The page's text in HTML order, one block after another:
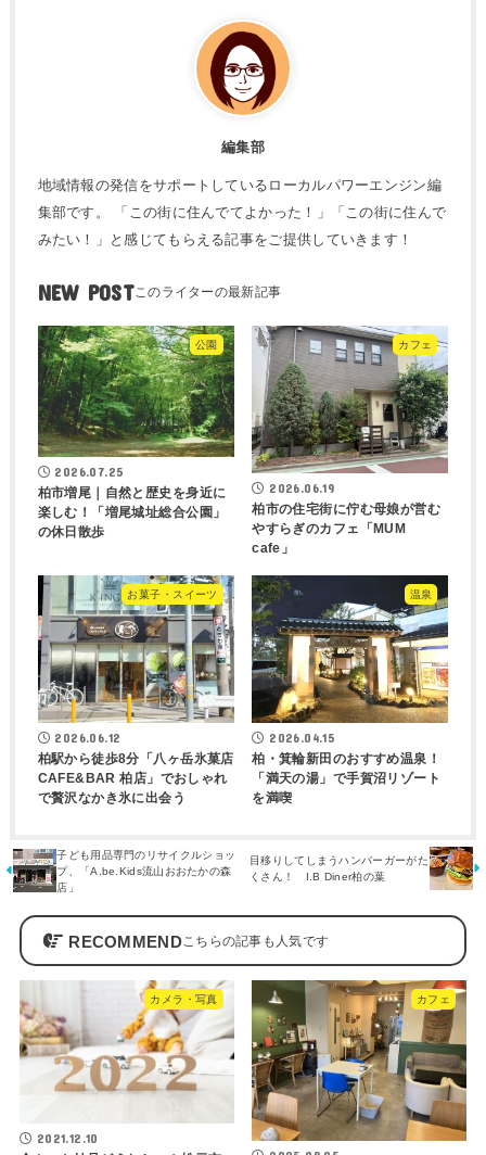
編集部
地域情報の発信をサポートしているローカルパワーエンジン編
集部です。 「この街に住んでてよかった！」「この街に住んで
みたい！」と感じてもらえる記事をご提供していきます！
NEW POST
公園
2026.07.25
柏市増尾｜自然と歴史を身近に
楽しむ！「増尾城址総合公園」
の休日散歩
カフェ
2026.06.19
柏市の住宅街に佇む母娘が営む
やすらぎのカフェ「MUM
cafe」
お菓子・スイーツ
2026.06.12
柏駅から徒歩8分「八ヶ岳氷菓店
CAFE&BAR 柏店」でおしゃれ
で贅沢なかき氷に出会う
温泉
2026.04.15
柏・箕輪新田のおすすめ温泉！
「満天の湯」で手賀沼リゾート
を満喫
子ども用品専門のリサイクルショッ
プ、「A.be.Kids流山おおたかの森
店」
目移りしてしまうハンバーガーがた
くさん！ I.B Diner柏の葉
RECOMMEND
カメラ・写真
2021.12.10
カフェ